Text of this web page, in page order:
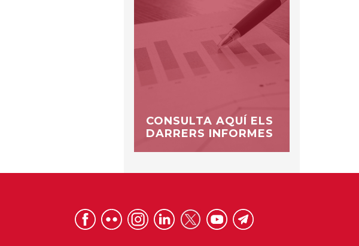
CONSULTA AQUÍ ELS
DARRERS INFORMES